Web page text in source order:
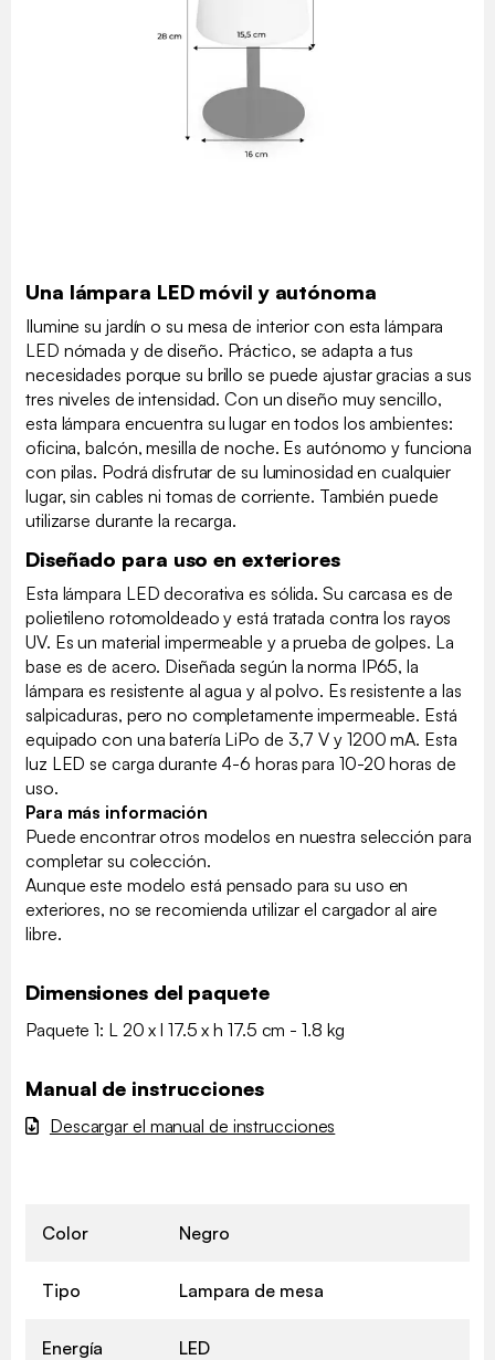
Una lámpara LED móvil y autónoma
Ilumine su jardín o su mesa de interior con esta lámpara
LED nómada y de diseño. Práctico, se adapta a tus
necesidades porque su brillo se puede ajustar gracias a sus
tres niveles de intensidad. Con un diseño muy sencillo,
esta lámpara encuentra su lugar en todos los ambientes:
oficina, balcón, mesilla de noche. Es autónomo y funciona
con pilas. Podrá disfrutar de su luminosidad en cualquier
lugar, sin cables ni tomas de corriente. También puede
utilizarse durante la recarga.
Diseñado para uso en exteriores
Esta lámpara LED decorativa es sólida. Su carcasa es de
polietileno rotomoldeado y está tratada contra los rayos
UV. Es un material impermeable y a prueba de golpes. La
base es de acero. Diseñada según la norma IP65, la
lámpara es resistente al agua y al polvo. Es resistente a las
salpicaduras, pero no completamente impermeable. Está
equipado con una batería LiPo de 3,7 V y 1200 mA. Esta
luz LED se carga durante 4-6 horas para 10-20 horas de
uso.
Para más información
Puede encontrar otros modelos en nuestra selección para
completar su colección.
Aunque este modelo está pensado para su uso en
exteriores, no se recomienda utilizar el cargador al aire
libre.
Dimensiones del paquete
Paquete 1: L 20 x l 17.5 x h 17.5 cm - 1.8 kg
Manual de instrucciones
Descargar el manual de instrucciones
Color Negro
Tipo Lampara de mesa
Energía LED